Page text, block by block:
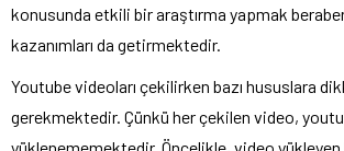
konusunda etkili bir araştırma yapmak
kazanımları da getirmektedir.
Youtube videoları çekilirken bazı hususlara
gerekmektedir. Çünkü her çekilen video,